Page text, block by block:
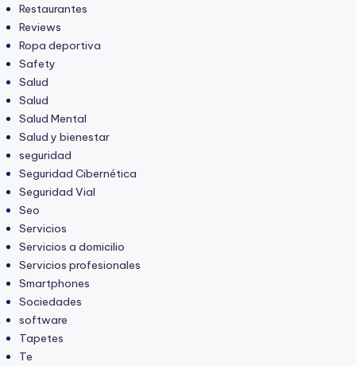
Restaurantes
Reviews
Ropa deportiva
Safety
Salud
Salud
Salud Mental
Salud y bienestar
seguridad
Seguridad Cibernética
Seguridad Vial
Seo
Servicios
Servicios a domicilio
Servicios profesionales
Smartphones
Sociedades
software
Tapetes
Te